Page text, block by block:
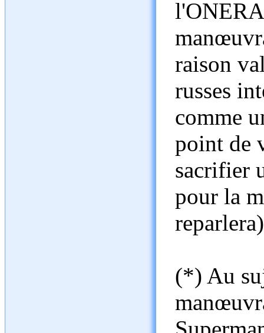
raison
russes
comme
point de
sacrifier
pour la
(*) Au